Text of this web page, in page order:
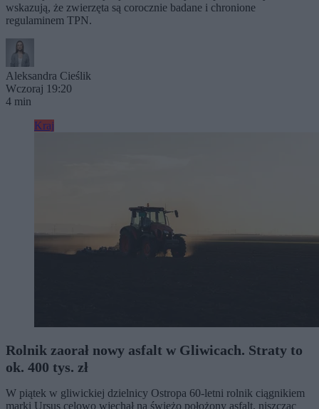
wskazują, że zwierzęta są corocznie badane i chronione
regulaminem TPN.
Aleksandra Cieślik
Wczoraj 19:20
4 min
Kraj
Rolnik zaorał nowy asfalt w Gliwicach. Straty to
ok. 400 tys. zł
W piątek w gliwickiej dzielnicy Ostropa 60-letni rolnik ciągnikiem
marki Ursus celowo wjechał na świeżo położony asfalt, niszcząc